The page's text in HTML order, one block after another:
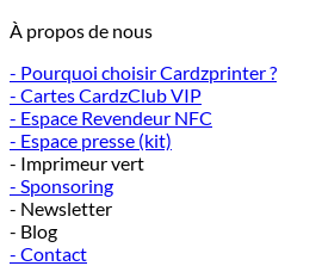
À propos de nous
- Pourquoi choisir Cardzprinter ?
- Cartes CardzClub VIP
- Espace Revendeur NFC
- Espace presse (kit)
- Imprimeur vert
- Sponsoring
- Newsletter
- Blog
- Contact